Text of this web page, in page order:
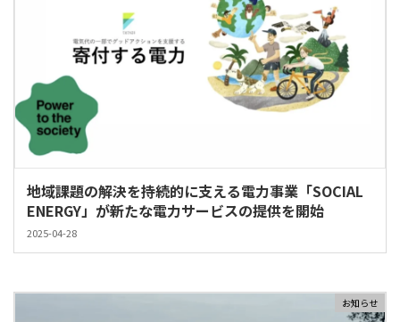
地域課題の解決を持続的に支える電力事業「SOCIAL
ENERGY」が新たな電力サービスの提供を開始
2025-04-28
お知らせ